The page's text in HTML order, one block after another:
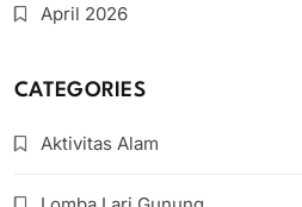
April 2026
CATEGORIES
Aktivitas Alam